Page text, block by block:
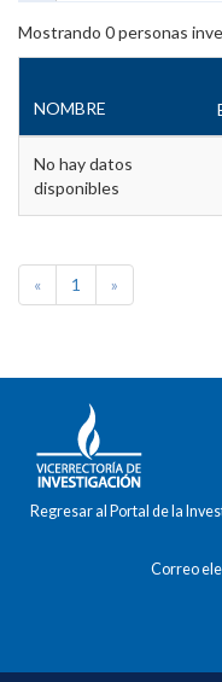
Mostrando 0personas
NOMBRE
No hay datos
disponibles
« 1 »
Regresar al Portal de la
Correo